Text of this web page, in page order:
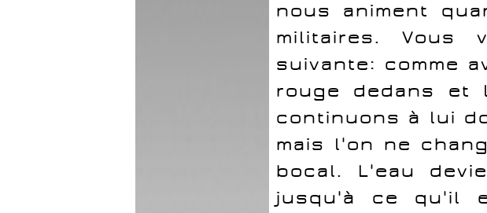
nous animent
militaires. Vous
suivante: comme
rouge dedans et
continuons à lui
mais l'on ne
bocal. L'eau
jusqu'à ce qu'il